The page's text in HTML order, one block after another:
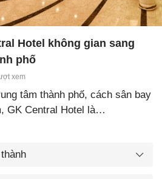
Hotel không gian sang
phố
xem
tâm thành phố, cách sân bay
GK Central Hotel là…